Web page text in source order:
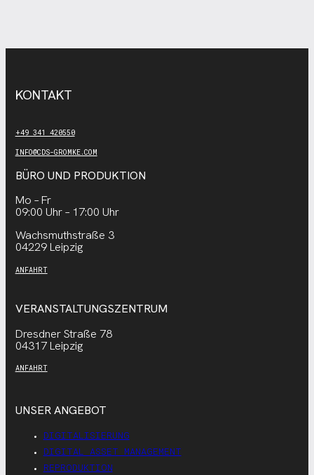
KONTAKT
+49 341 420550
INFO@CDS-GROMKE.COM
BÜRO UND PRODUKTION
Mo – Fr
09:00 Uhr – 17:00 Uhr
Wachsmuthstraße 3
04229 Leipzig
ANFAHRT
VERANSTALTUNGSZENTRUM
Dresdner Straße 78
04317 Leipzig
ANFAHRT
UNSER ANGEBOT
DIGITALISIERUNG
DIGITAL ASSET MANAGEMENT
REPRODUKTION